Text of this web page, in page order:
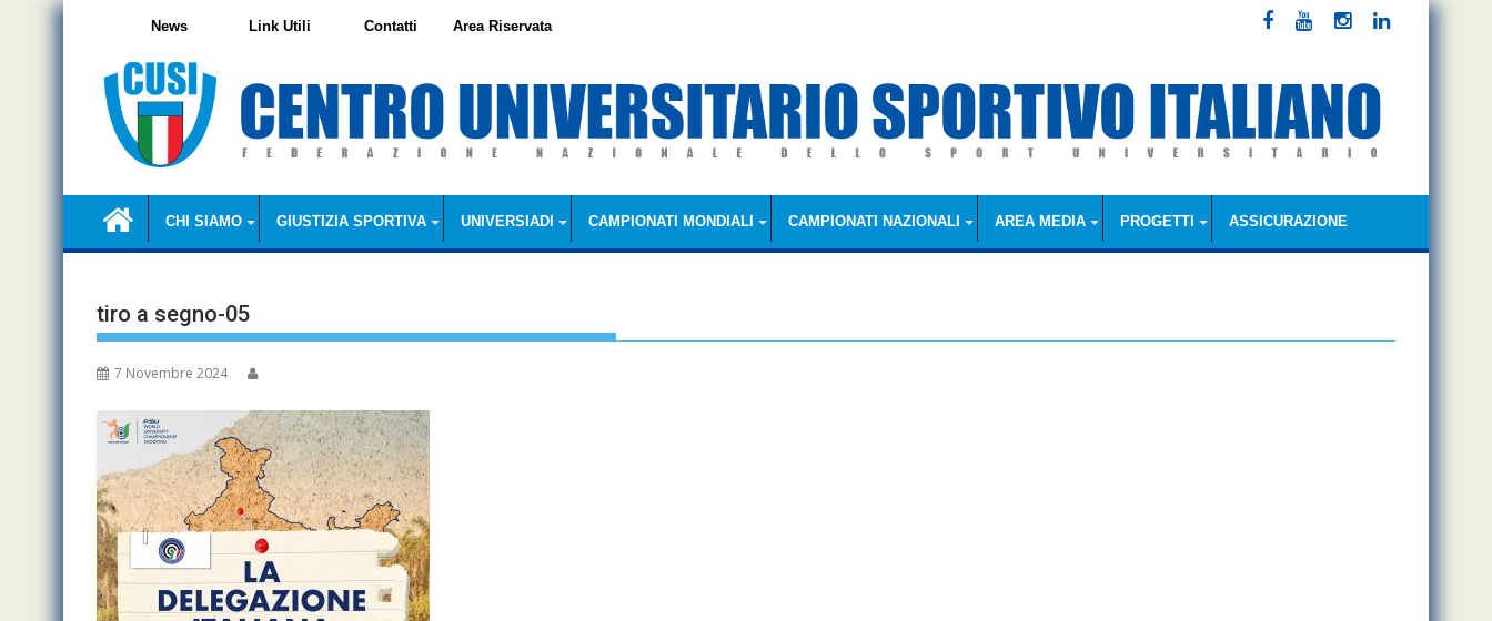
Skip
CHI SIAMO GIUSTIZIA SPORTIVA UNIVERSIADI CAMPIONATI MONDIALI CAMPIONATI NAZIONALI AREA MEDIA PROGETTI ASSICURAZIONE
News Link Utili Contatti Area Riservata
tiro a segno-05
7 Novembre 2024